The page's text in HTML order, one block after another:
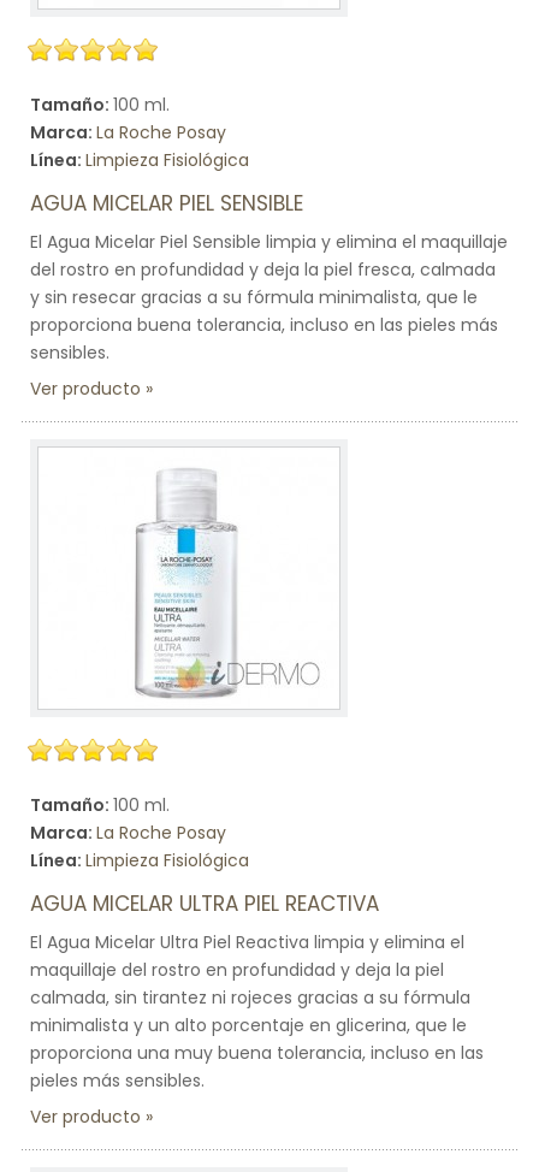
Tamaño: 100 ml.
Marca: La Roche Posay
Línea: Limpieza Fisiológica
AGUA MICELAR PIEL SENSIBLE
El Agua Micelar Piel Sensible limpia y elimina el maquillaje
del rostro en profundidad y deja la piel fresca, calmada
y sin resecar gracias a su fórmula minimalista, que le
proporciona buena tolerancia, incluso en las pieles más
sensibles.
Ver producto
Tamaño: 100 ml.
Marca: La Roche Posay
Línea: Limpieza Fisiológica
AGUA MICELAR ULTRA PIEL REACTIVA
El Agua Micelar Ultra Piel Reactiva limpia y elimina el
maquillaje del rostro en profundidad y deja la piel
calmada, sin tirantez ni rojeces gracias a su fórmula
minimalista y un alto porcentaje en glicerina, que le
proporciona una muy buena tolerancia, incluso en las
pieles más sensibles.
Ver producto